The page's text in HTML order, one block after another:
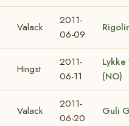
Valack
2011-
06-09
Hingst
2011-
06-11
Lykke
(NO)
Valack
2011-
06-20
Guli